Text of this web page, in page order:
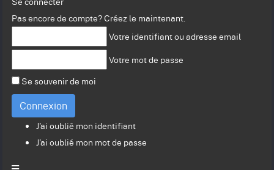
Pas encore de compte? Créez le maintenant.
Votre identifiant ou adresse email
Votre mot de passe
Se souvenir de moi
Connexion
J'ai oublié mon identifiant
J'ai oublié mon mot de passe